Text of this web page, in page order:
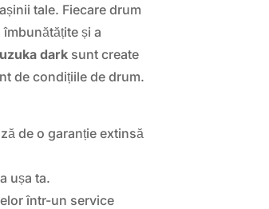
tale. Fiecare drum
și a
dark sunt create
de condițiile de drum.
de o garanție extinsă
ușa ta.
într-un service